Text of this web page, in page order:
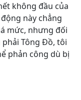
không đầu của
này chẳng
mức, nhưng đối
Tông Đồ, tôi
phản công dù bị